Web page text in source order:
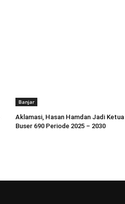
Banjar
Aklamasi, Hasan Hamdan Jadi Ketua
Buser 690 Periode 2025 – 2030